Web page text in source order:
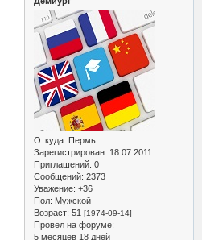
Откуда: Пермь
Зарегистрирован: 18.07.2011
Приглашений: 0
Сообщений: 2373
Уважение: +36
Пол: Мужской
Возраст: 51 [1974-09-14]
Провел на форуме:
5 месяцев 18 дней